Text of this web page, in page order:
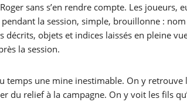
sans s’en rendre compte. Les joueurs,
la session, simple, brouillonne : nom
décrits, objets et indices laissés en pleine
la session.
temps une mine inestimable. On y retrouve
du relief à la campagne. On y voit les fils